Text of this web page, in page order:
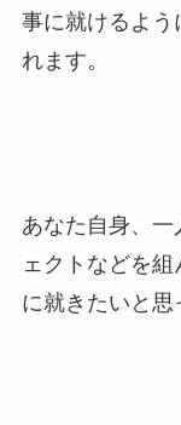
事に就けるよう
れます。
あなた自身、
ェクトなどを
に就きたいと思